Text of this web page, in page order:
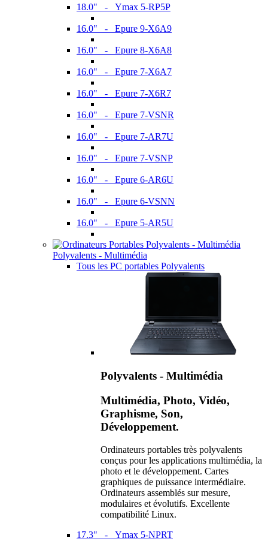
18.0" - Ymax 5-RP5P
16.0" - Epure 9-X6A9
16.0" - Epure 8-X6A8
16.0" - Epure 7-X6A7
16.0" - Epure 7-X6R7
16.0" - Epure 7-VSNR
16.0" - Epure 7-AR7U
16.0" - Epure 7-VSNP
16.0" - Epure 6-AR6U
16.0" - Epure 6-VSNN
16.0" - Epure 5-AR5U
Polyvalents - Multimédia
Tous les PC portables Polyvalents
Polyvalents - Multimédia
Multimédia, Photo, Vidéo,
Graphisme, Son,
Développement.
Ordinateurs portables très polyvalents
conçus pour les applications multimédia, la
photo et le développement. Cartes
graphiques de puissance intermédiaire.
Ordinateurs assemblés sur mesure,
modulaires et évolutifs. Excellente
compatibilité Linux.
17.3" - Ymax 5-NPRT